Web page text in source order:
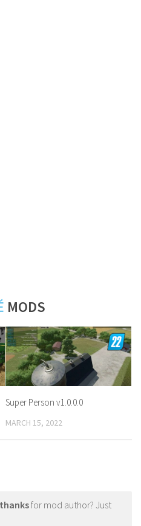
MODS
Super Person v1.0.0.0
MARCH 15, 2022
for mod author? Just